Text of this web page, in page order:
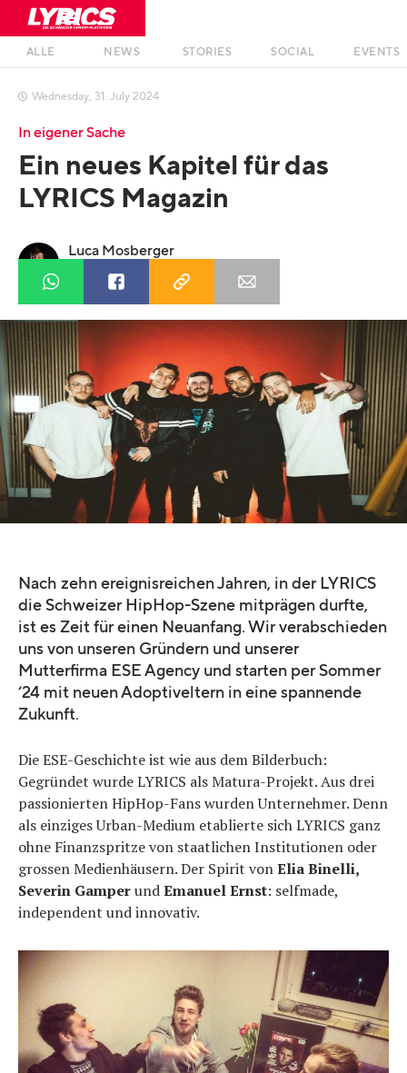
ALLE NEWS STORIES SOCIAL EVENTS
 Wednesday, 31. July 2024
In eigener Sache
Ein neues Kapitel für das
LYRICS Magazin
Luca Mosberger
Profil anzeigen
Nach zehn ereignisreichen Jahren, in der LYRICS
die Schweizer HipHop-Szene mitprägen durfte,
ist es Zeit für einen Neuanfang. Wir verabschieden
uns von unseren Gründern und unserer
Mutterfirma ESE Agency und starten per Sommer
‘24 mit neuen Adoptiveltern in eine spannende
Zukunft.
Die ESE-Geschichte ist wie aus dem Bilderbuch:
Gegründet wurde LYRICS als Matura-Projekt. Aus drei
passionierten HipHop-Fans wurden Unternehmer. Denn
als einziges Urban-Medium etablierte sich LYRICS ganz
ohne Finanzspritze von staatlichen Institutionen oder
grossen Medienhäusern. Der Spirit vonElia Binelli,
Severin GamperundEmanuel Ernst: selfmade,
independent und innovativ.